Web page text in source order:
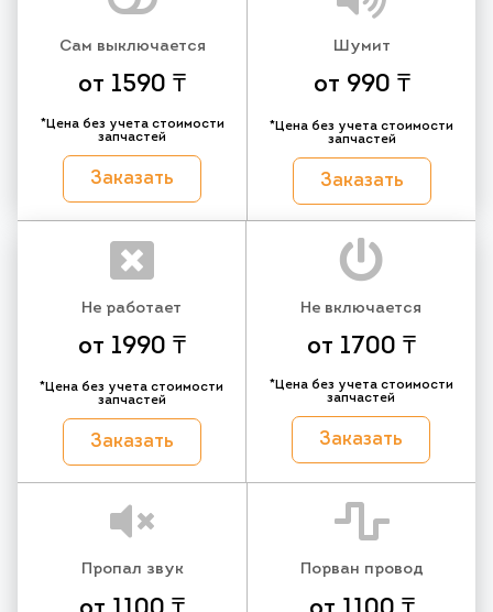
Сам выключается
от 1590 ₸
*Цена без учета стоимости
запчастей
Заказать
Шумит
от 990 ₸
*Цена без учета стоимости
запчастей
Заказать
Не работает
от 1990 ₸
*Цена без учета стоимости
запчастей
Заказать
Не включается
от 1700 ₸
*Цена без учета стоимости
запчастей
Заказать
Пропал звук Порван провод